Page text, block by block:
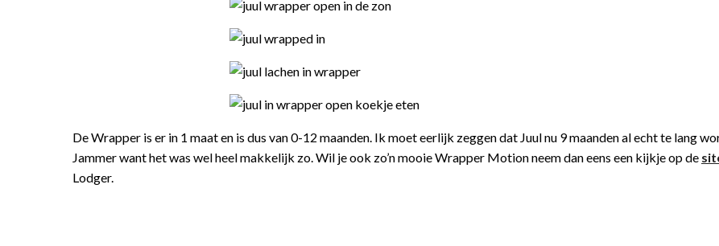
De Wrapper is er in 1 maat en is dus van 0-12 maanden. Ik moet eerlijk zeggen dat Juul nu 9 maanden al echt te lang
Jammer want het was wel heel makkelijk zo. Wil je ook zo’n mooie Wrapper Motion neem dan eens een kijkje op de
Lodger.